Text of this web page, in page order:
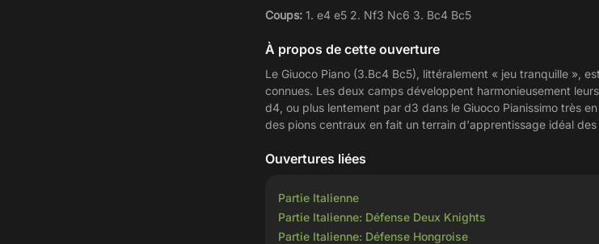
Coups: 1. e4 e5 2. Nf3 Nc6 3. Bc4 Bc5
À propos de cette ouverture
Le Giuoco Piano (3.Bc4 Bc5), littéralement « jeu tranquille »,
connues. Les deux camps développent harmonieusement
d4, ou plus lentement par d3 dans le Giuoco Pianissimo très
des pions centraux en fait un terrain d'apprentissage idéal
Ouvertures liées
Partie Italienne
Partie Italienne: Défense Deux Knights
Partie Italienne: Défense Hongroise